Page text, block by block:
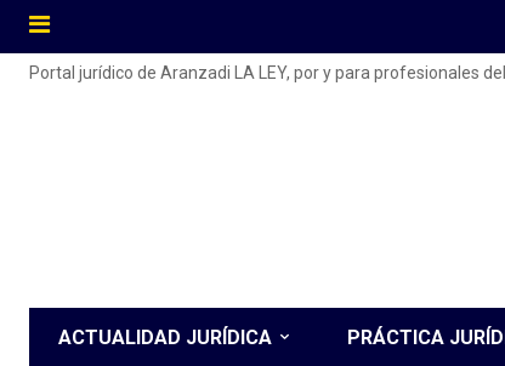
Portal jurídico de Aranzadi LA LEY, por y para profesionales
ACTUALIDAD JURÍDICA PRÁCTICA